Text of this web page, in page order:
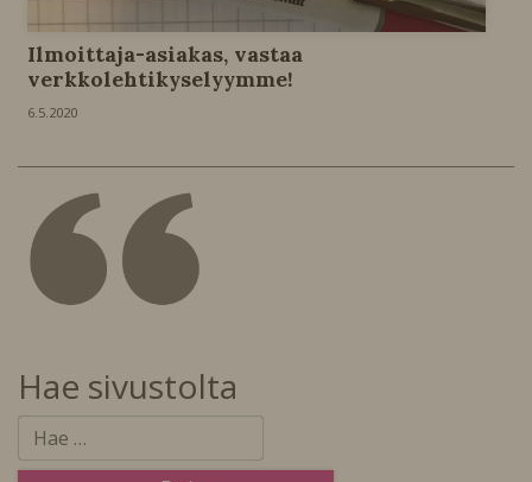
Ilmoittaja-asiakas, vastaa
verkkolehtikyselyymme!
6.5.2020
Hae sivustolta